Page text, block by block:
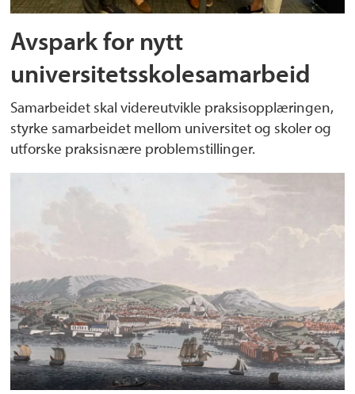
Avspark for nytt
universitetsskolesamarbeid
Samarbeidet skal videreutvikle praksisopplæringen,
styrke samarbeidet mellom universitet og skoler og
utforske praksisnære problemstillinger.